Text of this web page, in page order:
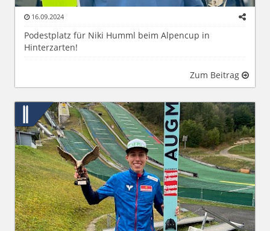
16.09.2024
Podestplatz für Niki Humml beim Alpencup in
Hinterzarten!
Zum Beitrag